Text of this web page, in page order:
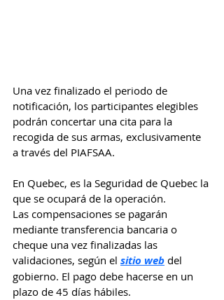
Una vez finalizado el periodo de
notificación, los participantes elegibles
podrán concertar una cita para la
recogida de sus armas, exclusivamente
a través del PIAFSAA.
En Quebec, es la Seguridad de Quebec la
que se ocupará de la operación.
Las compensaciones se pagarán
mediante transferencia bancaria o
cheque una vez finalizadas las
validaciones, según el sitio web del
gobierno. El pago debe hacerse en un
plazo de 45 días hábiles.